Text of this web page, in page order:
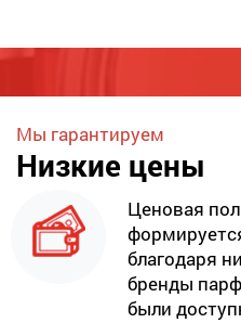
Мы гарантируем
Низкие цены
Ценовая
благодаря
бренды
были